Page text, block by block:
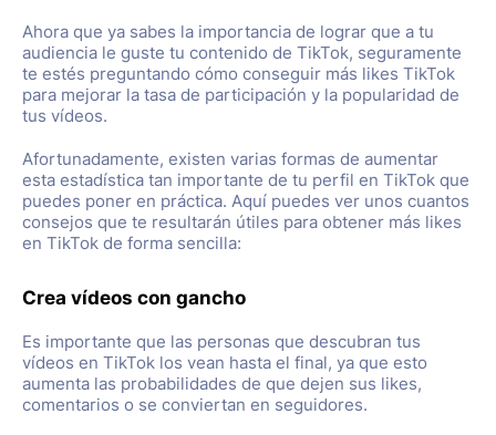
Ahora que ya sabes la importancia de lograr que a tu
audiencia le guste tu contenido de TikTok, seguramente
te estés preguntando cómo conseguir más likes TikTok
para mejorar la tasa de participación y la popularidad de
tus vídeos.
Afortunadamente, existen varias formas de aumentar
esta estadística tan importante de tu perfil en TikTok que
puedes poner en práctica. Aquí puedes ver unos cuantos
consejos que te resultarán útiles para obtener más likes
en TikTok de forma sencilla:
Crea vídeos con gancho
Es importante que las personas que descubran tus
vídeos en TikTok los vean hasta el final, ya que esto
aumenta las probabilidades de que dejen sus likes,
comentarios o se conviertan en seguidores.